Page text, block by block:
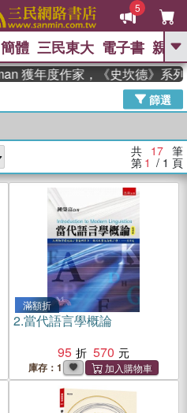
5
GO
高希均教授回憶錄
The Odyssey 、 父親節 、 如果歷
灣漫遊錄、 方念華 、 台灣的李
時代
數學女孩：黎曼猜想 、
的迷走神經
簡體 三民東大 電子書 親子
年度作家，《史坎德》系列帶
篩選
共 17 筆
第 1 / 1 頁
滿額折
2.當代語言學概論
95
570
庫存：1